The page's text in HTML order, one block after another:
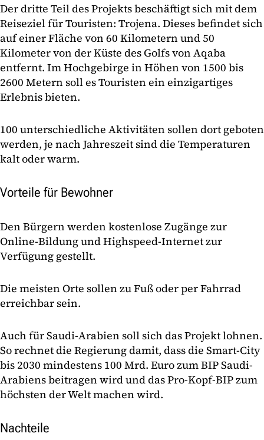
Der dritte Teil des Projekts beschäftigt sich mit dem
Reiseziel für Touristen: Trojena. Dieses befindet sich
auf einer Fläche von 60 Kilometern und 50
Kilometer von der Küste des Golfs von Aqaba
entfernt. Im Hochgebirge in Höhen von 1500 bis
2600 Metern soll es Touristen ein einzigartiges
Erlebnis bieten.
100 unterschiedliche Aktivitäten sollen dort geboten
werden, je nach Jahreszeit sind die Temperaturen
kalt oder warm.
Vorteile für Bewohner
Den Bürgern werden kostenlose Zugänge zur
Online-Bildung und Highspeed-Internet zur
Verfügung gestellt.
Die meisten Orte sollen zu Fuß oder per Fahrrad
erreichbar sein.
Auch für Saudi-Arabien soll sich das Projekt lohnen.
So rechnet die Regierung damit, dass die Smart-City
bis 2030 mindestens 100 Mrd. Euro zum BIP Saudi-
Arabiens beitragen wird und das Pro-Kopf-BIP zum
höchsten der Welt machen wird.
Nachteile